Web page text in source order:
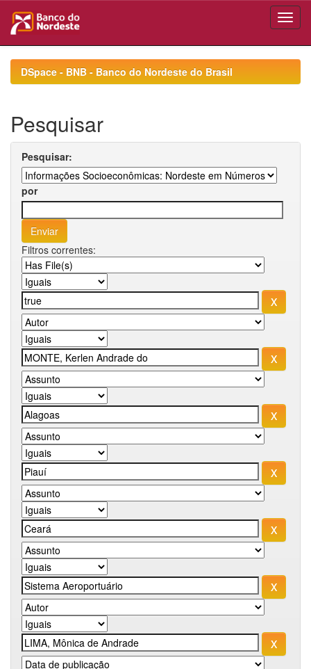
navigationDSpace - BNB - Banco do Nordeste do Brasil
Pesquisar
Pesquisar:
por
Filtros correntes: